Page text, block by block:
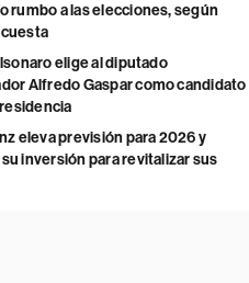
rumbo a las elecciones, según
elige al diputado
Alfredo Gaspar como candidato
eleva previsión para 2026 y
inversión para revitalizar sus